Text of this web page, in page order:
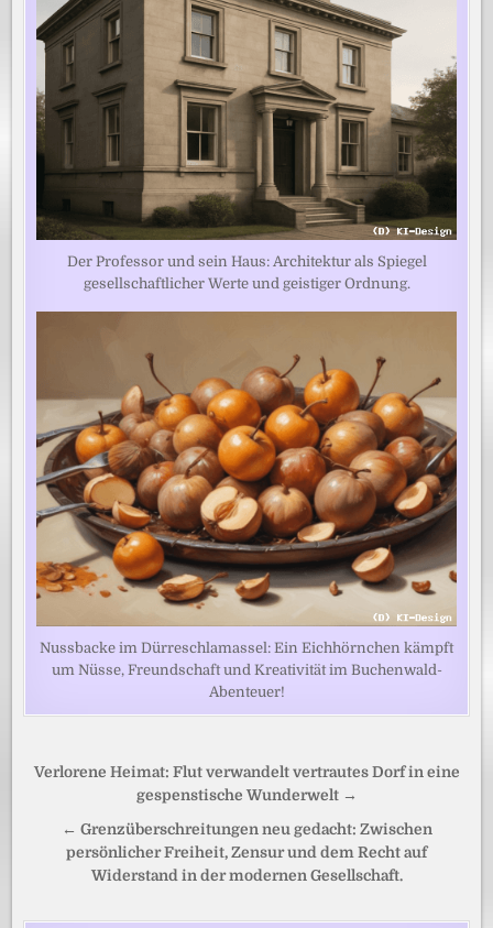
Der Professor und sein Haus: Architektur als Spiegel
gesellschaftlicher Werte und geistiger Ordnung.
Nussbacke im Dürreschlamassel: Ein Eichhörnchen kämpft
um Nüsse, Freundschaft und Kreativität im Buchenwald-
Abenteuer!
Beitragsnavigation
Verlorene Heimat: Flut verwandelt vertrautes Dorf in eine
gespenstische Wunderwelt →
← Grenzüberschreitungen neu gedacht: Zwischen
persönlicher Freiheit, Zensur und dem Recht auf
Widerstand in der modernen Gesellschaft.